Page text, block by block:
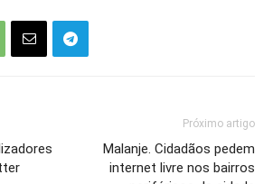
Próximo artigo
Malanje. Cidadãos pedem
internet livre nos bairros